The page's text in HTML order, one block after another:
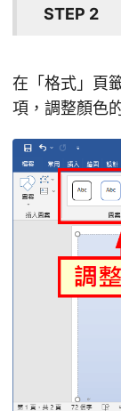
STEP 2
在「格式」頁
項，調整顏色